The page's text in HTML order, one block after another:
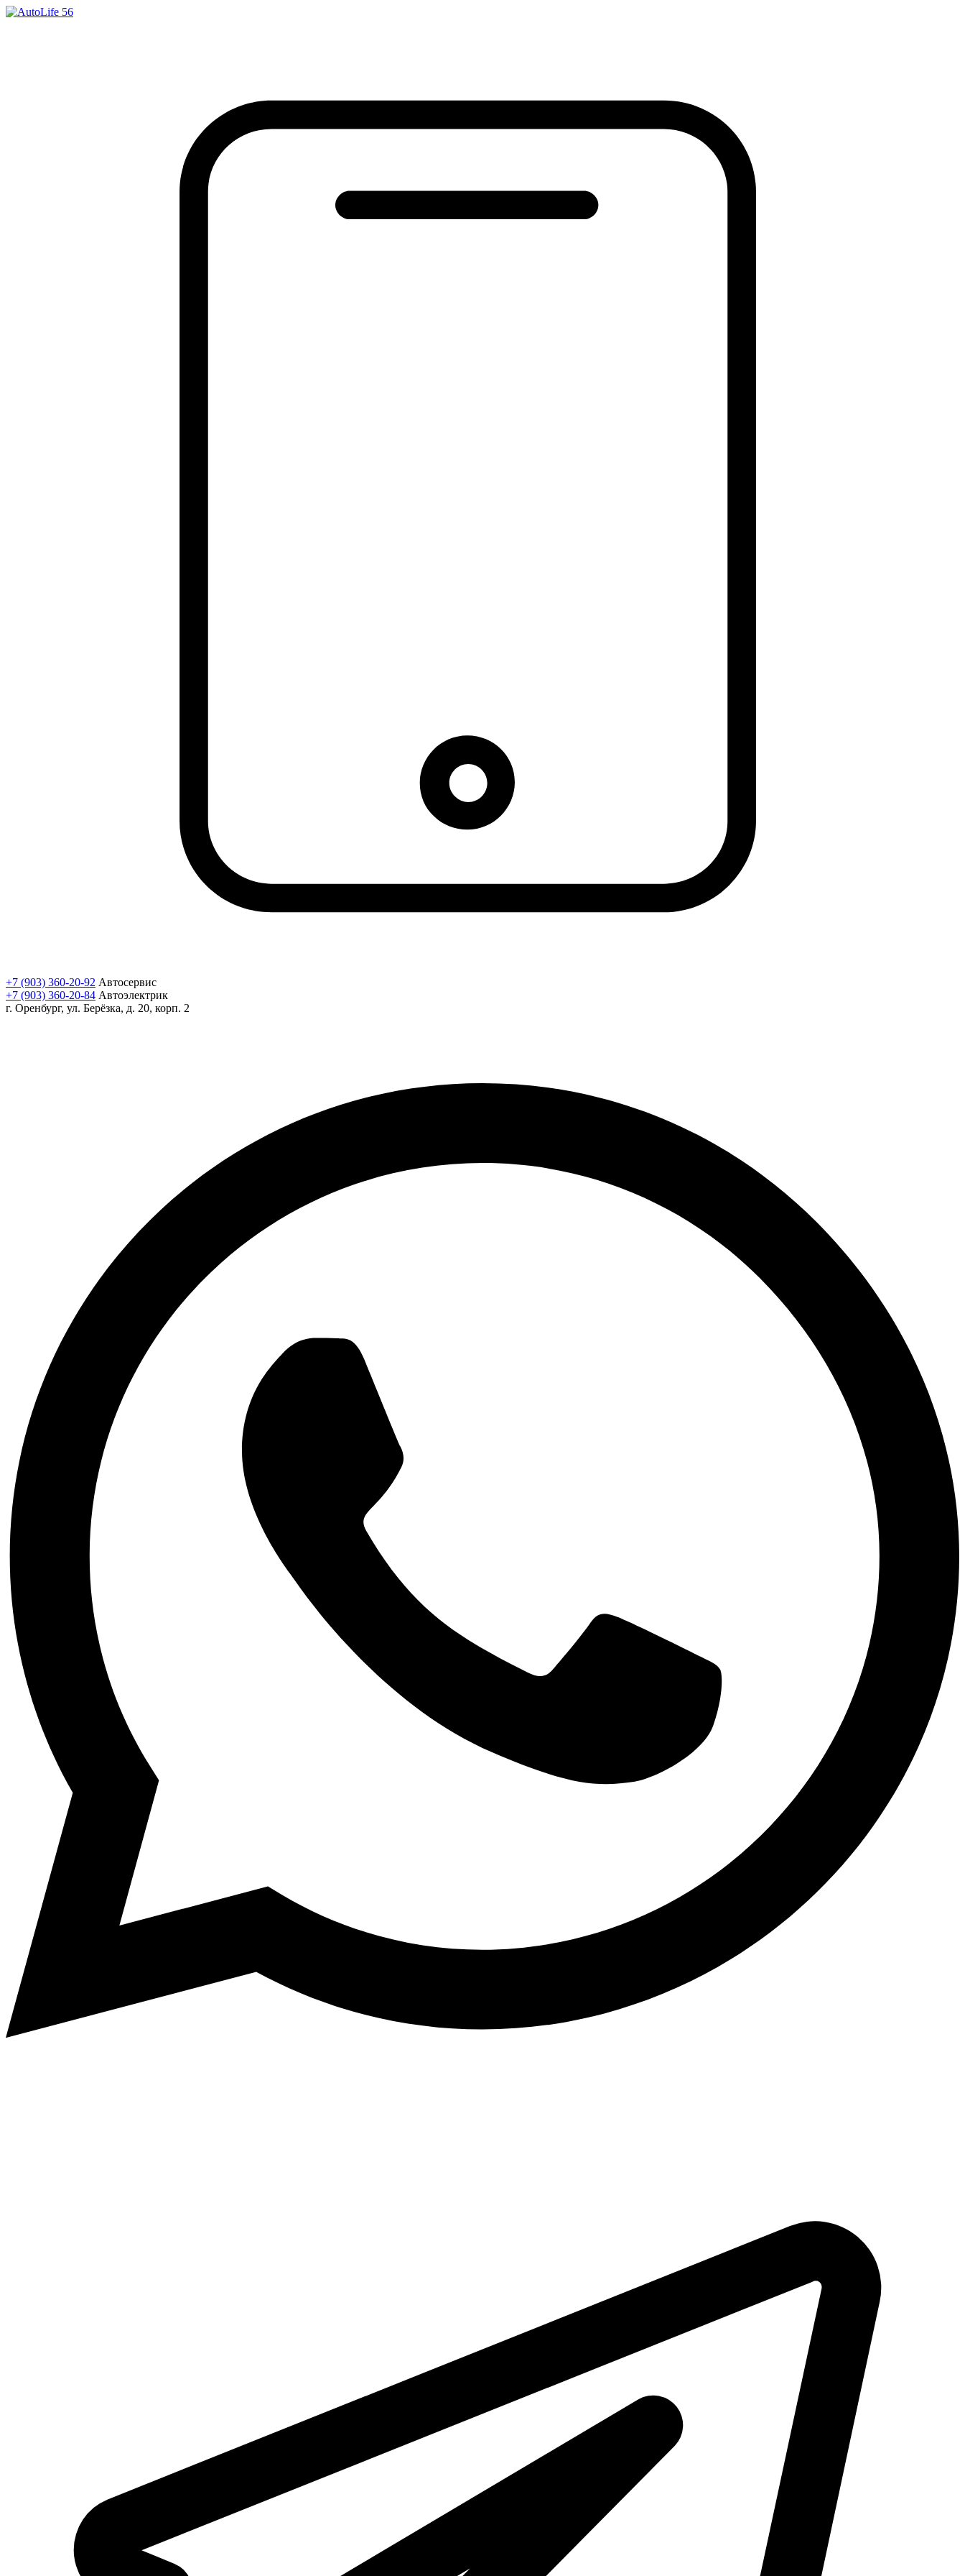
+7 (903) 360-20-92 Автосервис
+7 (903) 360-20-84 Автоэлектрик
г. Оренбург, ул. Берёзка, д. 20, корп. 2